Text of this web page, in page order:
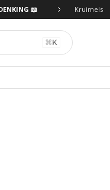
📖 Kruimels
⌘K